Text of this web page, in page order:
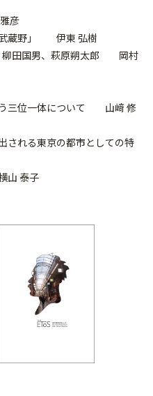
彦
武蔵野」 伊東 弘樹
柳田国男、萩原朔太郎 岡村
三位一体について 山﨑 修
れる東京の都市としての特
山 泰子